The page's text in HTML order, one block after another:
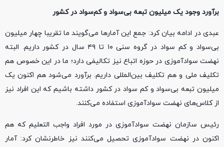
برآورد وجود یک میلیون تبعه بی‌سواد و کم‌سواد در کشور
عبدی در ادامه بیان کرد: جمع این آمارها می‌گویند ما تقریبا چهار میلیون
بی‌سواد و کم سواد در گروه سنی ۱۰ تا ۴۹ سال در کشور داریم. البته
نهضت سوادآموزی در حوزه اتباع نیز تکالیفی دارد؛ ما در این خصوص هم
تکلیف ملی و هم تکلیف بین‌المللی داریم. برآورد می‌شود هم اکنون یک
میلیون تبعه بی‌سواد و کم سواد در کشور داشته باشیم که این افراد نیز
از کلاس‌های نهضت سوادآموزی استفاده می‌کنند.
رئیس سازمان نهضت سوادآموزی در مورد افراد واجب التعلیم که هم
اکنون در نهضت سوادآموزی تحصیل می‌کنند نیز خاطرنشان کرد: آمار